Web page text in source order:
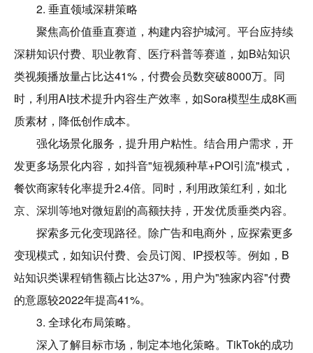
2. 垂直领域深耕策略
聚焦高价值垂直赛道，构建内容护城河。平台应持续
深耕知识付费、职业教育、医疗科普等赛道，如B站知识
类视频播放量占比达41%，付费会员数突破8000万。同
时，利用AI技术提升内容生产效率，如Sora模型生成8K画
质素材，降低创作成本。
强化场景化服务，提升用户粘性。结合用户需求，开
发更多场景化内容，如抖音"短视频种草+POI引流"模式，
餐饮商家转化率提升2.4倍。同时，利用政策红利，如北
京、深圳等地对微短剧的高额扶持，开发优质垂类内容。
探索多元化变现路径。除广告和电商外，应探索更多
变现模式，如知识付费、会员订阅、IP授权等。例如，B
站知识类课程销售额占比达37%，用户为"独家内容"付费
的意愿较2022年提高41%。
3. 全球化布局策略。
深入了解目标市场，制定本地化策略。TikTok的成功